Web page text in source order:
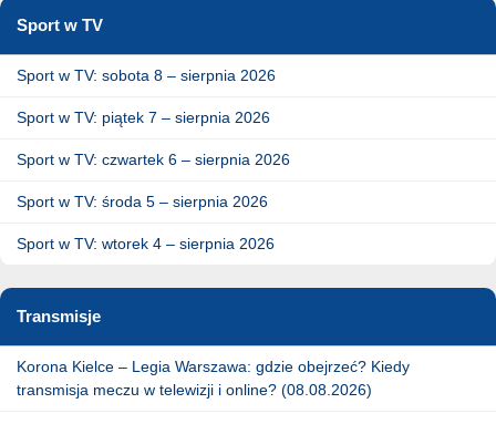
Sport w TV
Sport w TV: sobota 8 – sierpnia 2026
Sport w TV: piątek 7 – sierpnia 2026
Sport w TV: czwartek 6 – sierpnia 2026
Sport w TV: środa 5 – sierpnia 2026
Sport w TV: wtorek 4 – sierpnia 2026
Transmisje
Korona Kielce – Legia Warszawa: gdzie obejrzeć? Kiedy
transmisja meczu w telewizji i online? (08.08.2026)